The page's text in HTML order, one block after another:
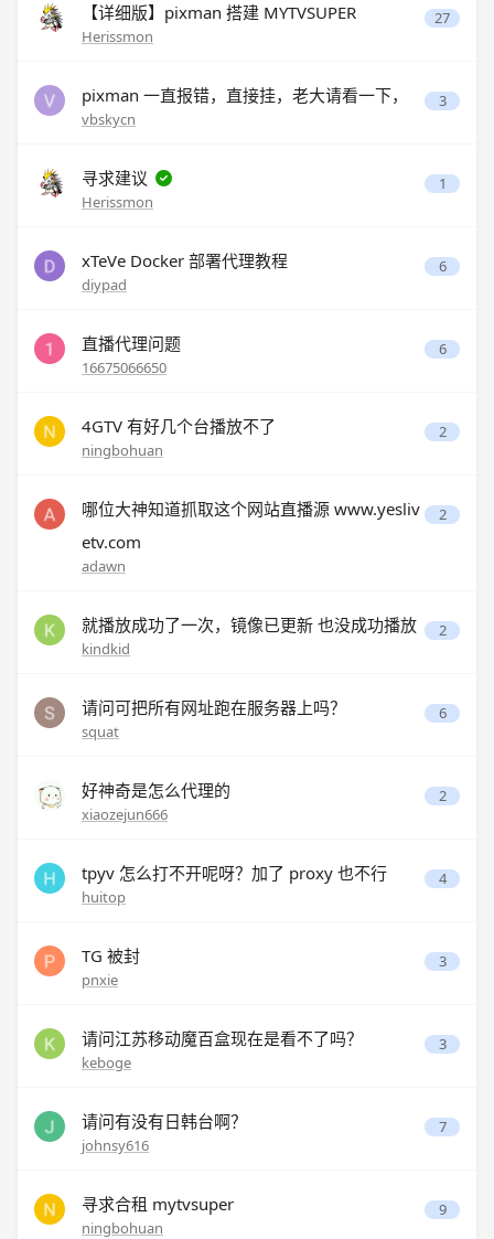
【详细版】pixman 搭建 MYTVSUPER
Herissmon
27
pixman 一直报错，直接挂，老大请看一下，
vbskycn
3
寻求建议
Herissmon
1
xTeVe Docker 部署代理教程
diypad
6
直播代理问题
16675066650
6
4GTV 有好几个台播放不了
ningbohuan
2
哪位大神知道抓取这个网站直播源 www.yesliv
etv.com
adawn
2
就播放成功了一次，镜像已更新 也没成功播放
kindkid
2
请问可把所有网址跑在服务器上吗？
squat
6
好神奇是怎么代理的
xiaozejun666
2
tpyv 怎么打不开呢呀？加了 proxy 也不行
huitop
4
TG 被封
pnxie
3
请问江苏移动魔百盒现在是看不了吗？
keboge
3
请问有没有日韩台啊？
johnsy616
7
寻求合租 mytvsuper
ningbohuan
9